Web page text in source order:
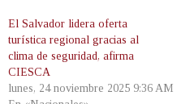
El Salvador lidera oferta
turística regional gracias al
clima de seguridad, afirma
CIESCA
lunes, 24 noviembre 2025 9:36 AM